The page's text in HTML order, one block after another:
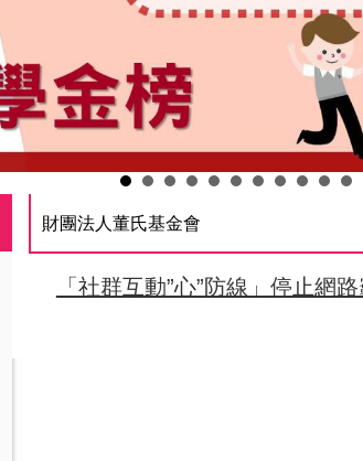
財團法人董氏基金會
「社群互動”心”防線」停止網